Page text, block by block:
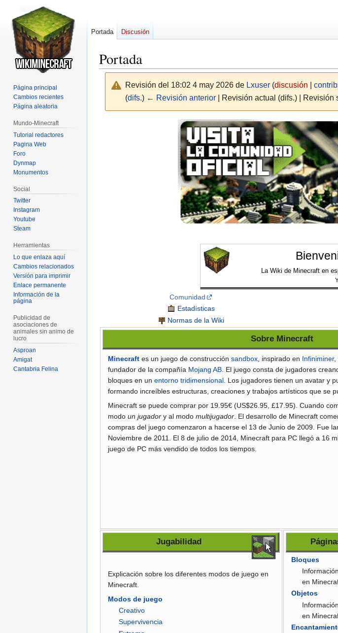
Portada
Revisión del 18:02 4 may 2026 de Lxuser (discusión
(difs.) ← Revisión anterior| Revisión actual (difs.) | Revisión
La Wiki de Minecraft en
Comunidad
Estadísticas
Normas de la Wiki
Sobre Minecraft
Minecraft es un juego de construcción sandbox , inspirado en Infiniminer,
fundador de la compañía Mojang AB . El juego consta de jugadores
bloques en un entorno tridimensional . Los jugadores tienen un avatar y
formando increíbles estructuras, creaciones y trabajos artísticos que se
Minecraft se puede comprar por 19.95€ (US$26.95, £17.95). Cuando
modo un jugador y al modo multijugador . El desarrollo de Minecraft
compras del juego comenzaron a hacerse el 13 de Junio de 2009. Fue
Noviembre de 2011. El 8 de julio de 2014, Minecraft para PC llegó a 16
juego de PC más vendido de todos los tiempos.
Jugabilidad
Explicación sobre los diferentes modos de juego en
Minecraft.
Modos de juego
Creativo
Supervivencia
Bloques
en
Objetos
en
Portada Discusión
Página principal
Cambios recientes
Página aleatoria
Mundo-Minecraft
Tutorial redactores
Pagina Web
Foro
Dynmap
Monumentos
Social
Twitter
Instagram
Youtube
Steam
Herramientas
Lo que enlaza aquí
Cambios relacionados
Versión para imprimir
Enlace permanente
Información de la
página
Publicidad de
asociaciones de
animales sin animo de
lucro
Asproan
Amigat
Cantabria Felina